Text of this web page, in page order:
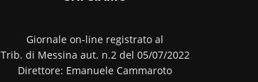
Giornale on-line registrato al
Trib. di Messina aut. n.2 del 05/07/2022
Direttore: Emanuele Cammaroto